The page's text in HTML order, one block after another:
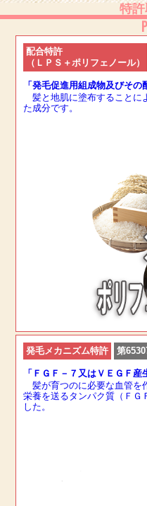
特
配合特許
（ＬＰＳ＋ポリフェノール）
「発毛促進用組成物及びその
髪と地肌に塗布することに
た成分です。
発毛メカニズム特許 第
「ＦＧＦ－７又はＶＥＧＦ産
髪が育つのに必要な血管を
栄養を送るタンパク質（ＦＧ
した。